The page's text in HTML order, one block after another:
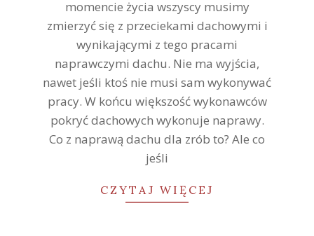
momencie życia wszyscy musimy
zmierzyć się z przeciekami dachowymi i
wynikającymi z tego pracami
naprawczymi dachu. Nie ma wyjścia,
nawet jeśli ktoś nie musi sam wykonywać
pracy. W końcu większość wykonawców
pokryć dachowych wykonuje naprawy.
Co z naprawą dachu dla zrób to? Ale co
jeśli
CZYTAJ WIĘCEJ